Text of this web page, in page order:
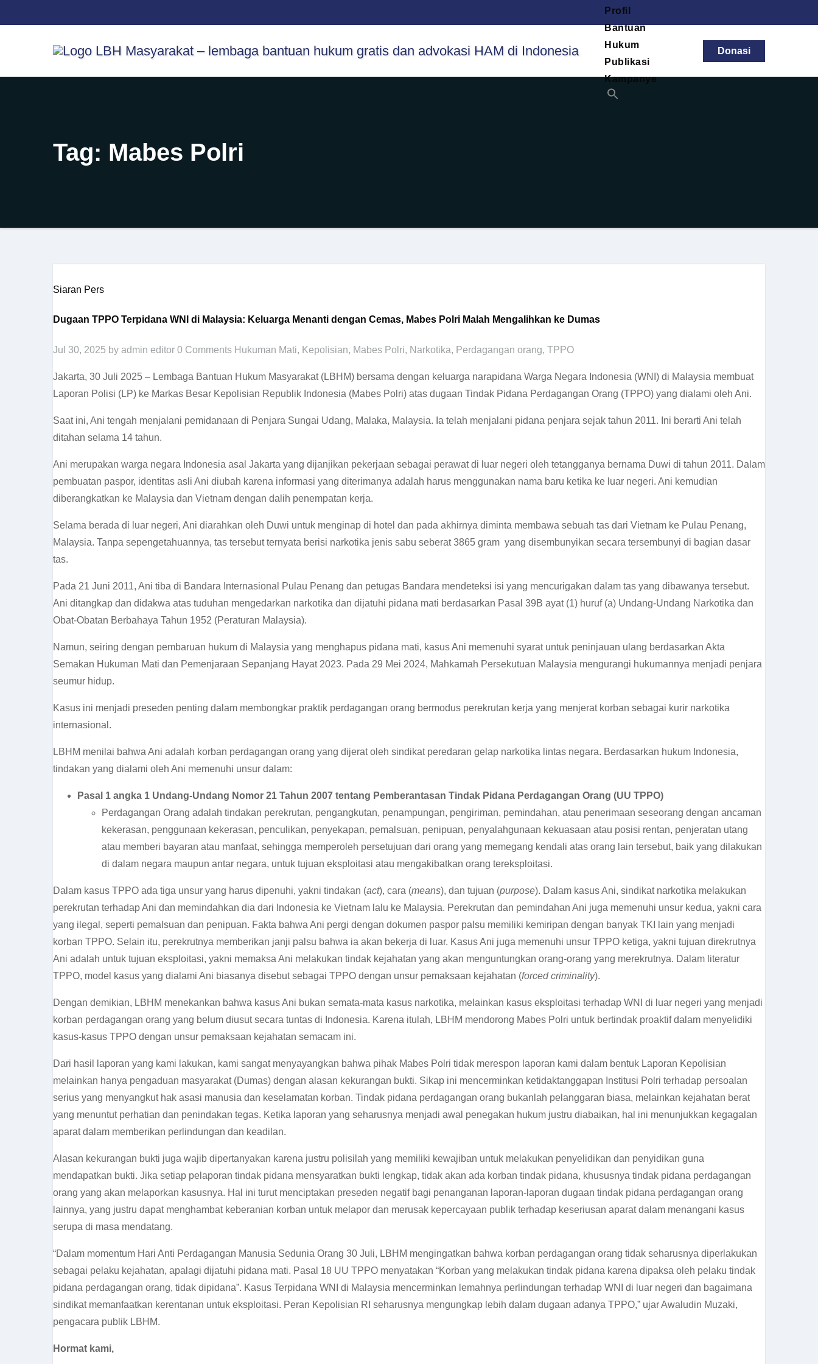
to
Profil
Bantuan
Hukum
Publikasi
Kampanye
Donasi
Tag: Mabes Polri
Siaran Pers
Dugaan TPPO Terpidana WNI di Malaysia: Keluarga Menanti dengan Cemas, Mabes Polri Malah Mengalihkan ke Dumas
Jul 30, 2025 by admin editor 0 Comments Hukuman Mati, Kepolisian, Mabes Polri, Narkotika, Perdagangan orang, TPPO
Jakarta, 30 Juli 2025 – Lembaga Bantuan Hukum Masyarakat (LBHM) bersama dengan keluarga narapidana Warga Negara Indonesia (WNI) di Malaysia membuat
Laporan Polisi (LP) ke Markas Besar Kepolisian Republik Indonesia (Mabes Polri) atas dugaan Tindak Pidana Perdagangan Orang (TPPO) yang dialami oleh Ani.
Saat ini, Ani tengah menjalani pemidanaan di Penjara Sungai Udang, Malaka, Malaysia. Ia telah menjalani pidana penjara sejak tahun 2011. Ini berarti Ani telah
ditahan selama 14 tahun.
Ani merupakan warga negara Indonesia asal Jakarta yang dijanjikan pekerjaan sebagai perawat di luar negeri oleh tetangganya bernama Duwi di tahun 2011. Dalam
pembuatan paspor, identitas asli Ani diubah karena informasi yang diterimanya adalah harus menggunakan nama baru ketika ke luar negeri. Ani kemudian
diberangkatkan ke Malaysia dan Vietnam dengan dalih penempatan kerja.
Selama berada di luar negeri, Ani diarahkan oleh Duwi untuk menginap di hotel dan pada akhirnya diminta membawa sebuah tas dari Vietnam ke Pulau Penang,
Malaysia. Tanpa sepengetahuannya, tas tersebut ternyata berisi narkotika jenis sabu seberat 3865 gram yang disembunyikan secara tersembunyi di bagian dasar
tas.
Pada 21 Juni 2011, Ani tiba di Bandara Internasional Pulau Penang dan petugas Bandara mendeteksi isi yang mencurigakan dalam tas yang dibawanya tersebut.
Ani ditangkap dan didakwa atas tuduhan mengedarkan narkotika dan dijatuhi pidana mati berdasarkan Pasal 39B ayat (1) huruf (a) Undang-Undang Narkotika dan
Obat-Obatan Berbahaya Tahun 1952 (Peraturan Malaysia).
Namun, seiring dengan pembaruan hukum di Malaysia yang menghapus pidana mati, kasus Ani memenuhi syarat untuk peninjauan ulang berdasarkan Akta
Semakan Hukuman Mati dan Pemenjaraan Sepanjang Hayat 2023. Pada 29 Mei 2024, Mahkamah Persekutuan Malaysia mengurangi hukumannya menjadi penjara
seumur hidup.
Kasus ini menjadi preseden penting dalam membongkar praktik perdagangan orang bermodus perekrutan kerja yang menjerat korban sebagai kurir narkotika
internasional.
LBHM menilai bahwa Ani adalah korban perdagangan orang yang dijerat oleh sindikat peredaran gelap narkotika lintas negara. Berdasarkan hukum Indonesia,
tindakan yang dialami oleh Ani memenuhi unsur dalam:
Pasal 1 angka 1 Undang-Undang Nomor 21 Tahun 2007 tentang Pemberantasan Tindak Pidana Perdagangan Orang (UU TPPO)
Perdagangan Orang adalah tindakan perekrutan, pengangkutan, penampungan, pengiriman, pemindahan, atau penerimaan seseorang dengan ancaman
kekerasan, penggunaan kekerasan, penculikan, penyekapan, pemalsuan, penipuan, penyalahgunaan kekuasaan atau posisi rentan, penjeratan utang
atau memberi bayaran atau manfaat, sehingga memperoleh persetujuan dari orang yang memegang kendali atas orang lain tersebut, baik yang dilakukan
di dalam negara maupun antar negara, untuk tujuan eksploitasi atau mengakibatkan orang tereksploitasi.
Dalam kasus TPPO ada tiga unsur yang harus dipenuhi, yakni tindakan (act), cara (means), dan tujuan (purpose). Dalam kasus Ani, sindikat narkotika melakukan
perekrutan terhadap Ani dan memindahkan dia dari Indonesia ke Vietnam lalu ke Malaysia. Perekrutan dan pemindahan Ani juga memenuhi unsur kedua, yakni cara
yang ilegal, seperti pemalsuan dan penipuan. Fakta bahwa Ani pergi dengan dokumen paspor palsu memiliki kemiripan dengan banyak TKI lain yang menjadi
korban TPPO. Selain itu, perekrutnya memberikan janji palsu bahwa ia akan bekerja di luar. Kasus Ani juga memenuhi unsur TPPO ketiga, yakni tujuan direkrutnya
Ani adalah untuk tujuan eksploitasi, yakni memaksa Ani melakukan tindak kejahatan yang akan menguntungkan orang-orang yang merekrutnya. Dalam literatur
TPPO, model kasus yang dialami Ani biasanya disebut sebagai TPPO dengan unsur pemaksaan kejahatan (forced criminality).
Dengan demikian, LBHM menekankan bahwa kasus Ani bukan semata-mata kasus narkotika, melainkan kasus eksploitasi terhadap WNI di luar negeri yang menjadi
korban perdagangan orang yang belum diusut secara tuntas di Indonesia. Karena itulah, LBHM mendorong Mabes Polri untuk bertindak proaktif dalam menyelidiki
kasus-kasus TPPO dengan unsur pemaksaan kejahatan semacam ini.
Dari hasil laporan yang kami lakukan, kami sangat menyayangkan bahwa pihak Mabes Polri tidak merespon laporan kami dalam bentuk Laporan Kepolisian
melainkan hanya pengaduan masyarakat (Dumas) dengan alasan kekurangan bukti. Sikap ini mencerminkan ketidaktanggapan Institusi Polri terhadap persoalan
serius yang menyangkut hak asasi manusia dan keselamatan korban. Tindak pidana perdagangan orang bukanlah pelanggaran biasa, melainkan kejahatan berat
yang menuntut perhatian dan penindakan tegas. Ketika laporan yang seharusnya menjadi awal penegakan hukum justru diabaikan, hal ini menunjukkan kegagalan
aparat dalam memberikan perlindungan dan keadilan.
Alasan kekurangan bukti juga wajib dipertanyakan karena justru polisilah yang memiliki kewajiban untuk melakukan penyelidikan dan penyidikan guna
mendapatkan bukti. Jika setiap pelaporan tindak pidana mensyaratkan bukti lengkap, tidak akan ada korban tindak pidana, khususnya tindak pidana perdagangan
orang yang akan melaporkan kasusnya. Hal ini turut menciptakan preseden negatif bagi penanganan laporan-laporan dugaan tindak pidana perdagangan orang
lainnya, yang justru dapat menghambat keberanian korban untuk melapor dan merusak kepercayaan publik terhadap keseriusan aparat dalam menangani kasus
serupa di masa mendatang.
“Dalam momentum Hari Anti Perdagangan Manusia Sedunia Orang 30 Juli, LBHM mengingatkan bahwa korban perdagangan orang tidak seharusnya diperlakukan
sebagai pelaku kejahatan, apalagi dijatuhi pidana mati. Pasal 18 UU TPPO menyatakan “Korban yang melakukan tindak pidana karena dipaksa oleh pelaku tindak
pidana perdagangan orang, tidak dipidana”. Kasus Terpidana WNI di Malaysia mencerminkan lemahnya perlindungan terhadap WNI di luar negeri dan bagaimana
sindikat memanfaatkan kerentanan untuk eksploitasi. Peran Kepolisian RI seharusnya mengungkap lebih dalam dugaan adanya TPPO,” ujar Awaludin Muzaki,
pengacara publik LBHM.
Hormat kami,